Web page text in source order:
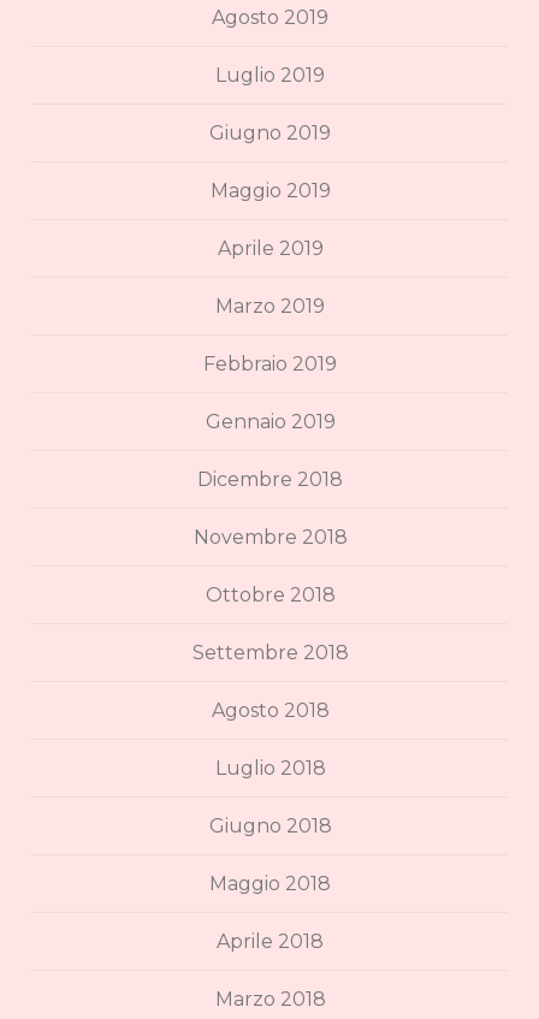
Agosto 2019
Luglio 2019
Giugno 2019
Maggio 2019
Aprile 2019
Marzo 2019
Febbraio 2019
Gennaio 2019
Dicembre 2018
Novembre 2018
Ottobre 2018
Settembre 2018
Agosto 2018
Luglio 2018
Giugno 2018
Maggio 2018
Aprile 2018
Marzo 2018